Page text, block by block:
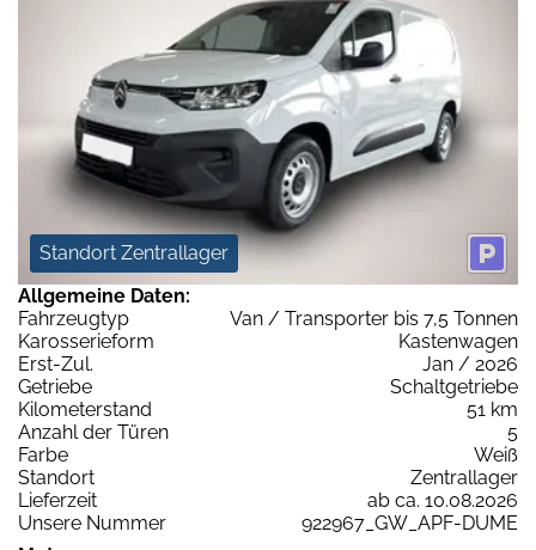
Standort Zentrallager
Allgemeine Daten:
Fahrzeugtyp
Van / Transporter bis 7,5 Tonnen
Karosserieform
Kastenwagen
Erst-Zul.
Jan / 2026
Getriebe
Schaltgetriebe
Kilometerstand
51 km
Anzahl der Türen
5
Farbe
Weiß
Standort
Zentrallager
Lieferzeit
ab ca. 10.08.2026
Unsere Nummer
922967_GW_APF-DUME